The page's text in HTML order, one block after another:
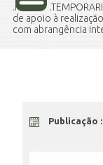
ENSINO
Home
de apoio à
com abrangência
Publicação :